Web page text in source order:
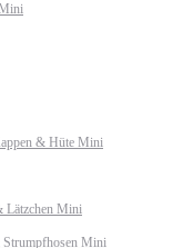
& Hüte Mini
Lätzchen Mini
Mini